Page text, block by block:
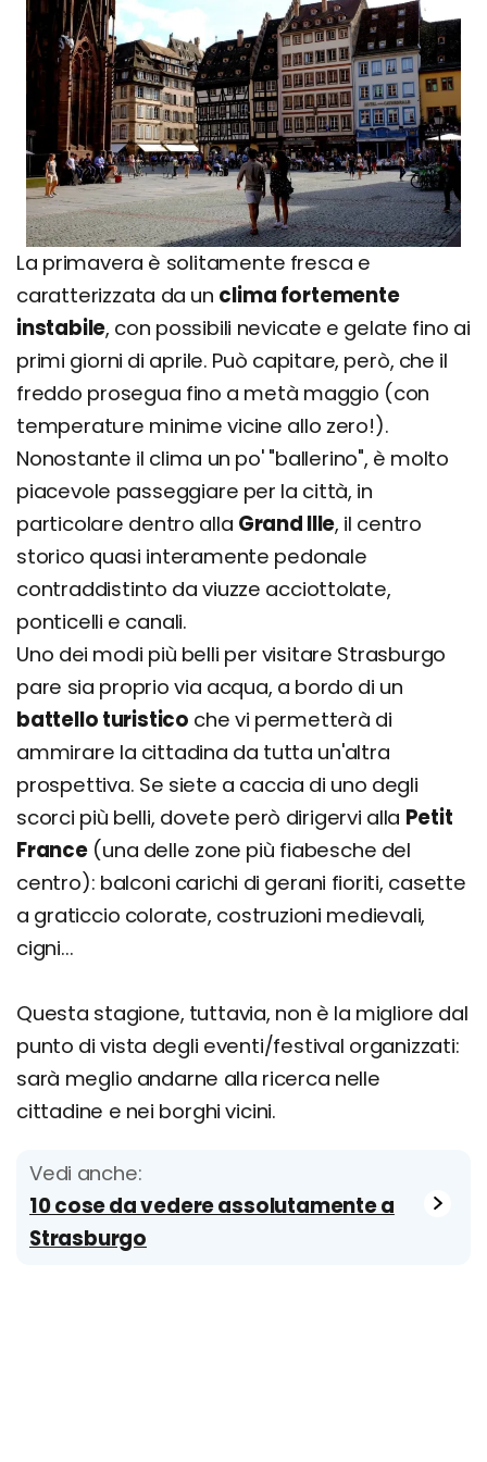
La primavera è solitamente fresca e
caratterizzata da un clima fortemente
instabile, con possibili nevicate e gelate fino ai
primi giorni di aprile. Può capitare, però, che il
freddo prosegua fino a metà maggio (con
temperature minime vicine allo zero!).
Nonostante il clima un po' "ballerino", è molto
piacevole passeggiare per la città, in
particolare dentro alla Grand Ille, il centro
storico quasi interamente pedonale
contraddistinto da viuzze acciottolate,
ponticelli e canali.
Uno dei modi più belli per visitare Strasburgo
pare sia proprio via acqua, a bordo di un
battello turistico che vi permetterà di
ammirare la cittadina da tutta un'altra
prospettiva. Se siete a caccia di uno degli
scorci più belli, dovete però dirigervi alla Petit
France(una delle zone più fiabesche del
centro): balconi carichi di gerani fioriti, casette
a graticcio colorate, costruzioni medievali,
cigni...
Questa stagione, tuttavia, non è la migliore dal
punto di vista degli eventi/festival organizzati:
sarà meglio andarne alla ricerca nelle
cittadine e nei borghi vicini.
Vedi anche:
10 cose da vedere assolutamente a
Strasburgo